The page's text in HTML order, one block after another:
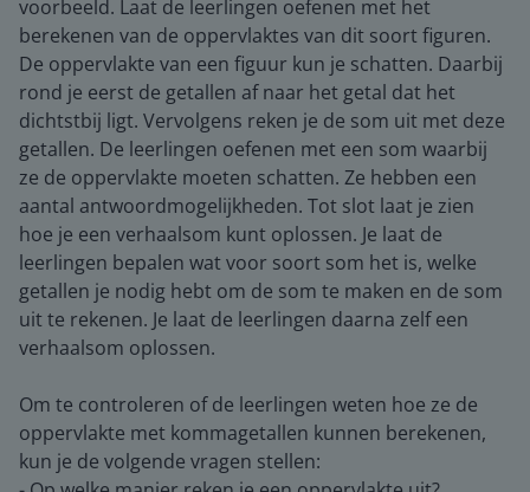
voorbeeld. Laat de leerlingen oefenen met het
berekenen van de oppervlaktes van dit soort figuren.
De oppervlakte van een figuur kun je schatten. Daarbij
rond je eerst de getallen af naar het getal dat het
dichtstbij ligt. Vervolgens reken je de som uit met deze
getallen. De leerlingen oefenen met een som waarbij
ze de oppervlakte moeten schatten. Ze hebben een
aantal antwoordmogelijkheden. Tot slot laat je zien
hoe je een verhaalsom kunt oplossen. Je laat de
leerlingen bepalen wat voor soort som het is, welke
getallen je nodig hebt om de som te maken en de som
uit te rekenen. Je laat de leerlingen daarna zelf een
verhaalsom oplossen.
Om te controleren of de leerlingen weten hoe ze de
oppervlakte met kommagetallen kunnen berekenen,
kun je de volgende vragen stellen: